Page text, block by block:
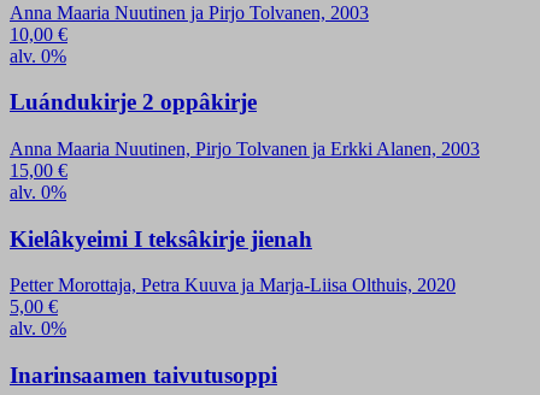
Anna Maaria Nuutinen ja Pirjo Tolvanen, 2003
10,00 €
alv. 0%
Luándukirje 2 oppâkirje
Anna Maaria Nuutinen, Pirjo Tolvanen ja Erkki Alanen, 2003
15,00 €
alv. 0%
Kielâkyeimi I teksâkirje jienah
Petter Morottaja, Petra Kuuva ja Marja-Liisa Olthuis, 2020
5,00 €
alv. 0%
Inarinsaamen taivutusoppi